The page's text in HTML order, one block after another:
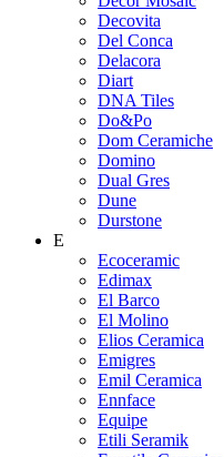
Decovita
Del Conca
Delacora
Diart
DNA Tiles
Do&Po
Dom Ceramiche
Domino
Dual Gres
Dune
Durstone
E
Ecoceramic
Edimax
El Barco
El Molino
Elios Ceramica
Emigres
Emil Ceramica
Ennface
Equipe
Etili Seramik